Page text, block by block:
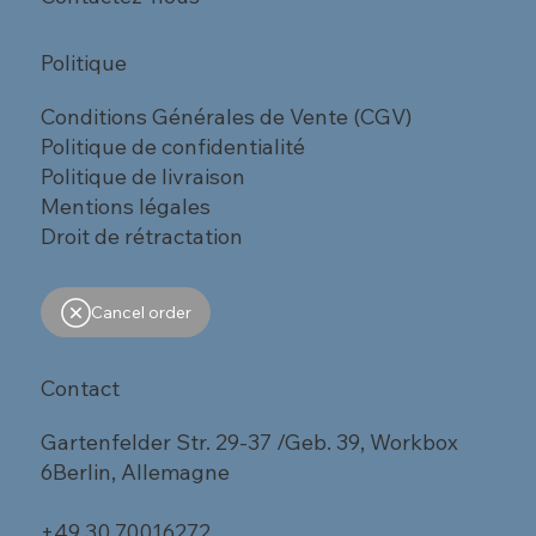
Politique
Conditions Générales de Vente (CGV)
Politique de confidentialité
Politique de livraison
Mentions légales
Droit de rétractation
Cancel order
Contact
Gartenfelder Str. 29-37 /Geb. 39, Workbox
6Berlin, Allemagne